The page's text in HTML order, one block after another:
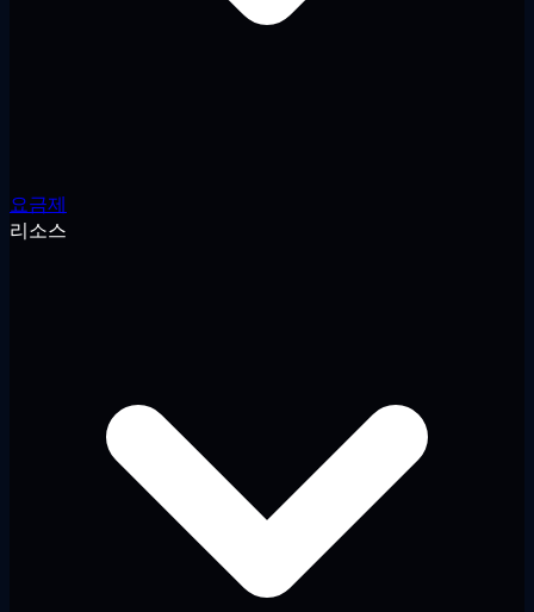
요금제
리소스